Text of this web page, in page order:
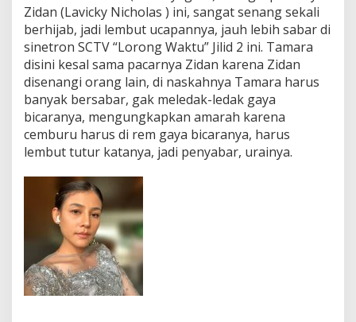
Zidan (Lavicky Nicholas ) ini, sangat senang sekali
berhijab, jadi lembut ucapannya, jauh lebih sabar di
sinetron SCTV “Lorong Waktu” Jilid 2 ini. Tamara
disini kesal sama pacarnya Zidan karena Zidan
disenangi orang lain, di naskahnya Tamara harus
banyak bersabar, gak meledak-ledak gaya
bicaranya, mengungkapkan amarah karena
cemburu harus di rem gaya bicaranya, harus
lembut tutur katanya, jadi penyabar, urainya.